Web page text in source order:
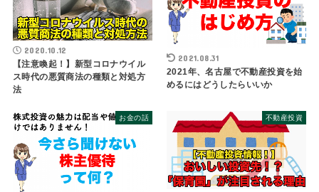
2020.10.12
【注意喚起！】新型コロナウイル
ス時代の悪質商法の種類と対処方
法
2021.08.31
2021年、名古屋で不動産投資を始
めるにはどうしたらいいか
お金の話 不動産投資